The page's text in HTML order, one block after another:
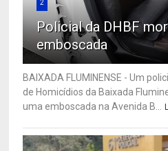
2
Policial da DHBF
emboscada
BAIXADA FLUMINENSE - Um
de Homicídios da Baixada
uma emboscada na Avenida B...